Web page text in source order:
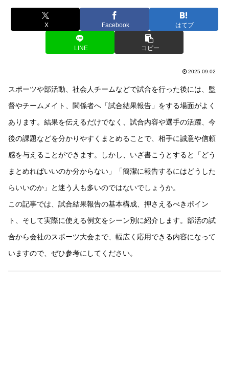
X Facebook はてブ
LINE コピー
2025.09.02
スポーツや部活動、社会人チームなどで試合を行った後には、監
督やチームメイト、関係者へ「試合結果報告」をする場面がよく
あります。結果を伝えるだけでなく、試合内容や選手の活躍、今
後の課題などを分かりやすくまとめることで、相手に誠意や信頼
感を与えることができます。しかし、いざ書こうとすると「どう
まとめればいいのか分からない」「簡潔に報告するにはどうした
らいいのか」と迷う人も多いのではないでしょうか。
この記事では、試合結果報告の基本構成、押さえるべきポイン
ト、そして実際に使える例文をシーン別に紹介します。部活の試
合から会社のスポーツ大会まで、幅広く応用できる内容になって
いますので、ぜひ参考にしてください。